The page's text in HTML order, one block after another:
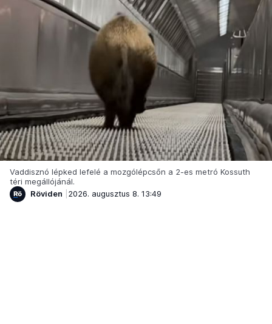
Vaddisznó lépked lefelé a mozgólépcsőn a 2-es metró Kossuth
téri megállójánál.
Röviden
2026. augusztus 8. 13:49